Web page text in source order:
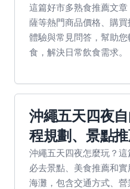
這篇好市多熟食推薦文
薩等熱門商品價格、購
體驗與常見問答，幫助
食，解決日常飲食需求。
沖繩五天四夜
程規劃、景點
沖繩五天四夜怎麼玩？這
必去景點、美食推薦和
海灘，包含交通方式、